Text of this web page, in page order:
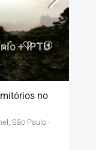
+ IPTU
no
São Paulo -